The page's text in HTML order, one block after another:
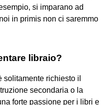
si imparano ad
in primis non ci saremmo
libraio?
solitamente richiesto il
secondaria o la
forte passione per i libri e